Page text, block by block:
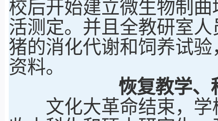
校后开始建立微生物制
活测定。并且全教研室
猪的消化代谢和饲养试
资料。
恢复教学、
文化大革命结束，学